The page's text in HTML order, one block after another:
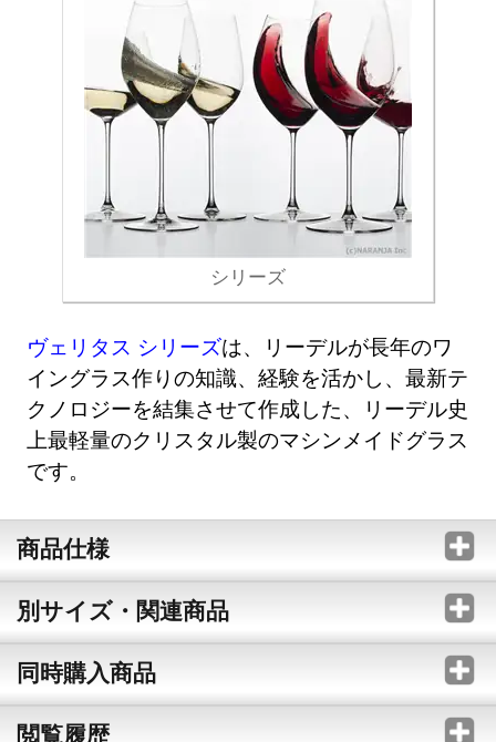
シリーズ
ヴェリタス シリーズは、リーデルが長年のワ
イングラス作りの知識、経験を活かし、最新テ
クノロジーを結集させて作成した、リーデル史
上最軽量のクリスタル製のマシンメイドグラス
です。
商品仕様
別サイズ・関連商品
同時購入商品
閲覧履歴